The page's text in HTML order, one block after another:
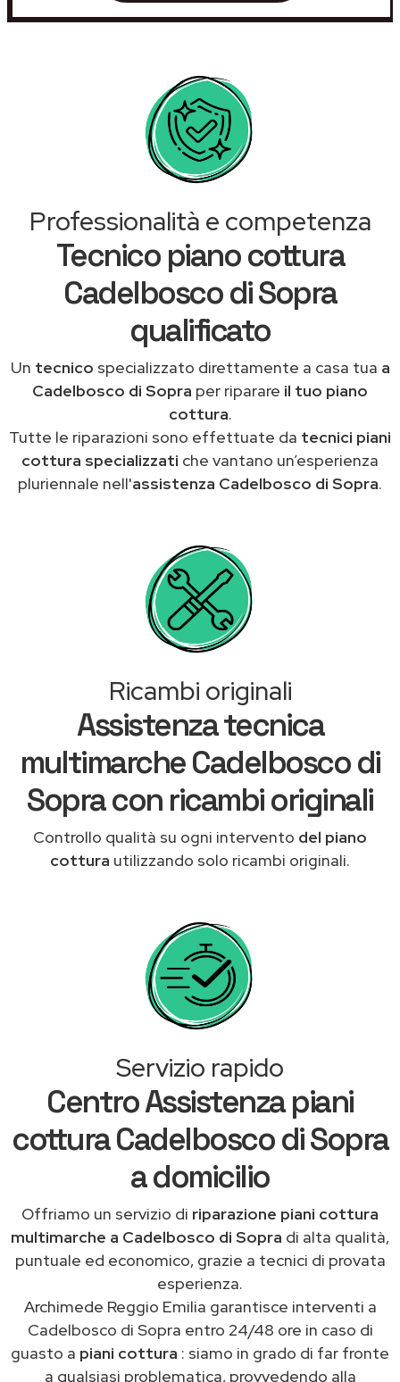
Professionalità e competenza
Tecnico piano cottura
Cadelbosco di Sopra
qualificato
Un tecnico specializzato direttamente a casa tua a
Cadelbosco di Sopra per riparare il tuo piano
cottura.
Tutte le riparazioni sono effettuate da tecnici piani
cottura specializzati che vantano un’esperienza
pluriennale nell'assistenza Cadelbosco di Sopra.
Ricambi originali
Assistenza tecnica
multimarche Cadelbosco di
Sopra con ricambi originali
Controllo qualità su ogni intervento del piano
cottura utilizzando solo ricambi originali.
Servizio rapido
Centro Assistenza piani
cottura Cadelbosco di Sopra
a domicilio
Offriamo un servizio di riparazione piani cottura
multimarche a Cadelbosco di Sopra di alta qualità,
puntuale ed economico, grazie a tecnici di provata
esperienza.
Archimede Reggio Emilia garantisce interventi a
Cadelbosco di Sopra entro 24/48 ore in caso di
guasto a piani cottura : siamo in grado di far fronte
a qualsiasi problematica, provvedendo alla